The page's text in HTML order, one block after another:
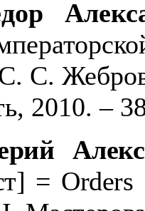
С.
2010. –
] = Orders